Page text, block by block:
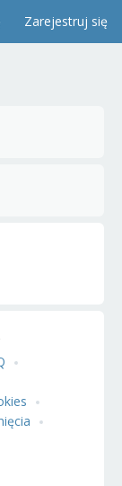
Zarejestruj się